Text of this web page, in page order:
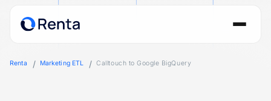
Renta Marketing ETL Calltouch to Google BigQuery